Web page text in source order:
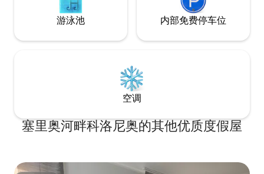
游泳池 内部免费停车位
空调
塞里奥河畔科洛尼奥的其他优质度假屋